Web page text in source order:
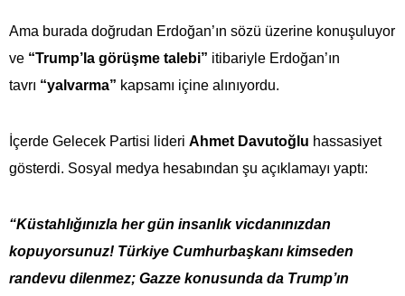
Ama burada doğrudan Erdoğan’ın sözü üzerine konuşuluyor
ve “Trump’la görüşme talebi” itibariyle Erdoğan’ın
tavrı “yalvarma” kapsamı içine alınıyordu.
İçerde Gelecek Partisi lideri Ahmet Davutoğlu hassasiyet
gösterdi. Sosyal medya hesabından şu açıklamayı yaptı:
“Küstahlığınızla her gün insanlık vicdanınızdan
kopuyorsunuz! Türkiye Cumhurbaşkanı kimseden
randevu dilenmez; Gazze konusunda da Trump’ın